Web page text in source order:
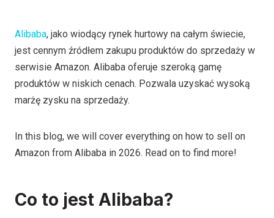
Alibaba, jako wiodący rynek hurtowy na całym świecie,
jest cennym źródłem zakupu produktów do sprzedaży w
serwisie Amazon. Alibaba oferuje szeroką gamę
produktów w niskich cenach. Pozwala uzyskać wysoką
marżę zysku na sprzedaży.
In this blog, we will cover everything on how to sell on
Amazon from Alibaba in 2026. Read on to find more!
Co to jest Alibaba?